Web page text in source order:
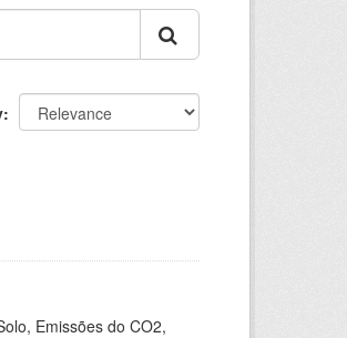
Emissões do CO2,